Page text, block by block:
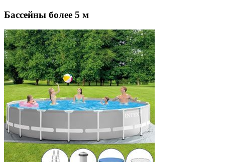
Бассейны более 5 м